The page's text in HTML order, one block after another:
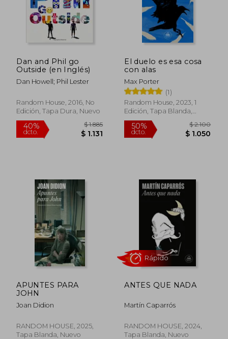
30% $ 1.209 30%
Dan and Phil go
Outside (en Inglés)
Dan Howell; Phil Lester
Random House, 2016, No
Edición, Tapa Dura, Nuevo
El duelo es esa cosa
con alas
Max Porter
(1)
Random House, 2023, 1
Edición, Tapa Blanda,
Nuevo
APUNTES PARA
JOHN
Joan Didion
RANDOM HOUSE, 2025,
Tapa Blanda, Nuevo
ANTES QUE NADA
Martín Caparrós
RANDOM HOUSE, 2024,
Tapa Blanda, Nuevo